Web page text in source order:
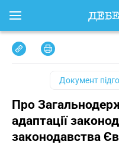
Документ
Про
адаптації
законодавства